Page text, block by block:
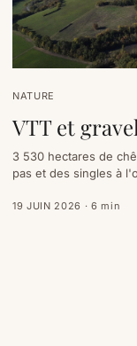
NATURE
VTT et
3 530 hectares de
pas et des singles à
roulant. Site VTT
19 JUIN 2026 · 6 min